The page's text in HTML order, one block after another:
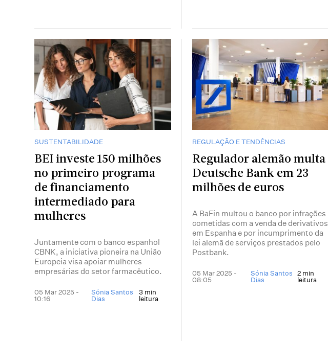
SUSTENTABILIDADE
BEI investe 150 milhões
no primeiro programa
de financiamento
intermediado para
mulheres
Juntamente com o banco espanhol
CBNK, a iniciativa pioneira na União
Europeia visa apoiar mulheres
empresárias do setor farmacêutico.
05 Mar 2025 -
10:16
Sónia Santos
Dias
3 min
leitura
REGULAÇÃO E TENDÊNCIAS
Regulador alemão multa
Deutsche Bank em 23
milhões de euros
A BaFin multou o banco por infrações
cometidas com a venda de derivativos
em Espanha e por incumprimento da
lei alemã de serviços prestados pelo
Postbank.
05 Mar 2025 -
08:05
Sónia Santos
Dias
2 min
leitura